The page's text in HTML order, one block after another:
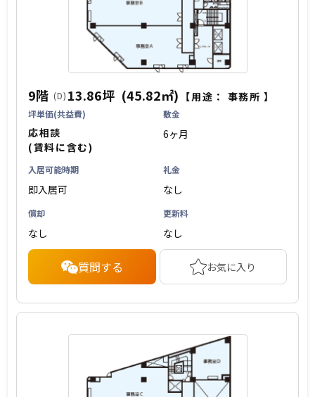
9階 (D) 13.86坪 (45.82㎡) 【用途： 事務所 】
坪単価(共益費)
応相談
(賃料に含む)
敷金
6ヶ月
入居可能時期
即入居可
礼金
なし
償却
なし
更新料
なし
質問する お気に入り